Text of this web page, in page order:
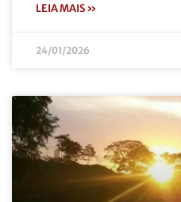
LEIA MAIS »
24/01/2026